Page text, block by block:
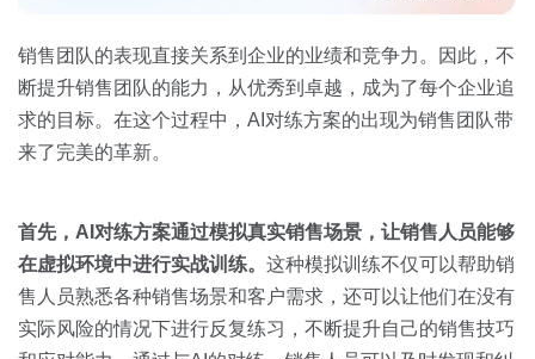
房地产
金融
销售人员
销售管理
资源中心
全部
白皮书
销售会话智能
关于我们
销售团队的表现直接关系到企业的业绩和竞争力。因此，不
断提升销售团队的能力，从优秀到卓越，成为了每个企业追
求的目标。在这个过程中，AI对练方案的出现为销售团队带
来了完美的革新。
首先， AI 对练方案通过模拟真实销售场景，让销售人员能够
在虚拟环境中进行实战训练。 这种模拟训练不仅可以帮助销
售人员熟悉各种销售场景和客户需求，还可以让他们在没有
实际风险的情况下进行反复练习，不断提升自己的销售技巧